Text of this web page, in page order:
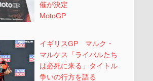
催が決定
MotoGP
イギリスGP マルク・
マルケス「ライバルたち
は必死に来る」タイトル
争いの行方を語る